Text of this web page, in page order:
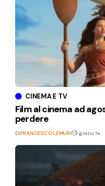
CINEMA E TV
Film al cinema ad
perdere
DiFRANCESCO LEMURI 1 giorno fa